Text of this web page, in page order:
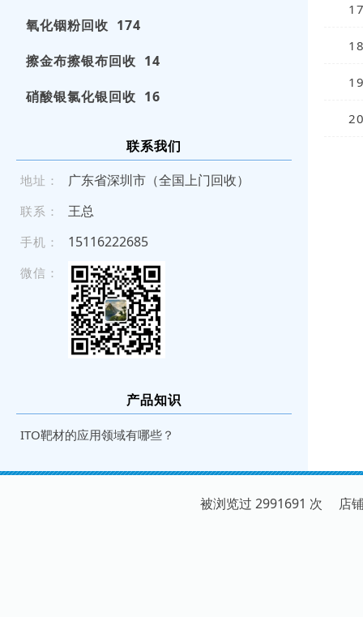
氧化铟粉回收 174
擦金布擦银布回收 14
硝酸银氯化银回收 16
联系我们
地址： 广东省深圳市（全国上门回收）
联系： 王总
手机： 15 11 622 268 5
微信：
产品知识
ITO靶材的应用领域有哪些？
被浏览过 2991691 次 店